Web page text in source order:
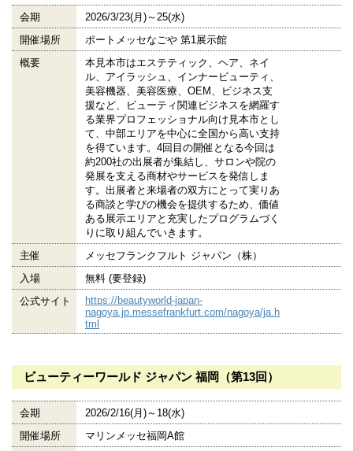
会期
2026/3/23(月)～25(水)
開催場所
ポートメッセなごや 第1展示館
概要
本見本市はエステティック、ヘア、ネイ
ル、アイラッシュ、インナービューティ、
美容機器、美容医療、OEM、ビジネス支
援など、ビューティ関連ビジネスを網羅す
る業界プロフェッショナル向け見本市とし
て、中部エリアを中心に全国から高い支持
を得ています。4回目の開催となる今回は
約200社の出展者が集結し、サロンや院の
発展を支える商材やサービスを発信しま
す。出展者と来場者の双方にとって実りあ
る商談と学びの機会を提供するため、価値
ある展示エリアと充実したプログラムづく
りに取り組んでいきます。
主催
メッセフランクフルト ジャパン（株）
入場
無料 (要登録)
公式サイト
https://beautyworld-japan-
nagoya.jp.messefrankfurt.com/nagoya/ja.h
tml
ビューティーワールド ジャパン 福岡（第13回）
会期
2026/2/16(月)～18(水)
開催場所
マリンメッセ福岡A館